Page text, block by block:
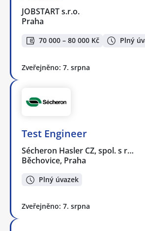
JOBSTART s.r.o.
Praha
70 000 – 80 000 Kč Plný
Zveřejněno: 7. srpna
Test Engineer
Sécheron Hasler CZ, spol. s r…
Běchovice, Praha
Plný úvazek
Zveřejněno: 7. srpna